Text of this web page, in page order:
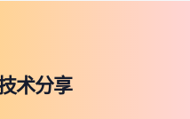
术分享